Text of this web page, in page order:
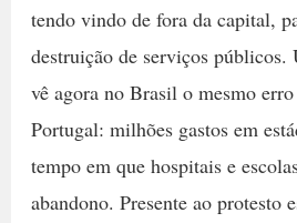
tendo vindo de fora da capital,
destruição de serviços públicos.
vê agora no Brasil o mesmo
Portugal: milhões gastos em
tempo em que hospitais e
abandono. Presente ao protesto